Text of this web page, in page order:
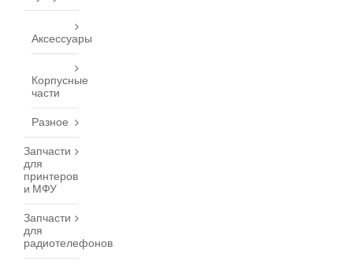
Аксессуары
Корпусные
части
Разное
Запчасти
для
принтеров
и МФУ
Запчасти
для
радиотелефонов